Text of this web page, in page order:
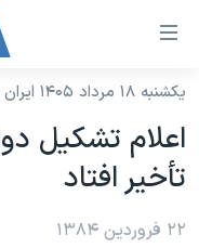
لینکهای
دسترسی
جهش
محتوای
اصلی
نسخه سبک وب‌سایت
موضوع ها
ایران
برنامه های تلویزیونی
یکشنبه ۱۸ مرداد ۱۴۰۵ ایران ۱۵:۲۹
اعلام تشکيل
تأخير افتاد
۲۲ فروردین ۱۳۸۴